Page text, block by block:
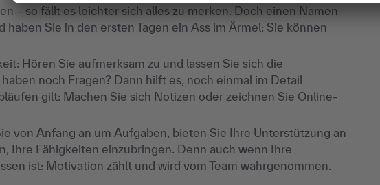
– so fällt es leichter sich alles zu merken. Doch einen Namen
haben Sie in den ersten Tagen ein Ass im Ärmel: Sie können
Hören Sie aufmerksam zu und lassen Sie sich die
noch Fragen? Dann hilft es, noch einmal im Detail
gilt: Machen Sie sich Notizen oder zeichnen Sie Online-
von Anfang an um Aufgaben, bieten Sie Ihre Unterstützung an
Ihre Fähigkeiten einzubringen. Denn auch wenn Ihre
ist: Motivation zählt und wird vom Team wahrgenommen.